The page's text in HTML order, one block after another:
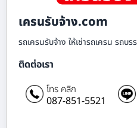
เครนรับจ้าง.com
รถเครนรับจ้าง ให้เช่ารถเครน รถ
ติดต่อเรา
โทร คลิก
087-851-5521